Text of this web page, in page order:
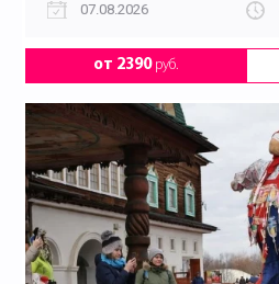
07.08.2026
от 2390руб.